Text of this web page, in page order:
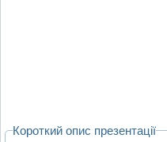
Короткий опис презентації